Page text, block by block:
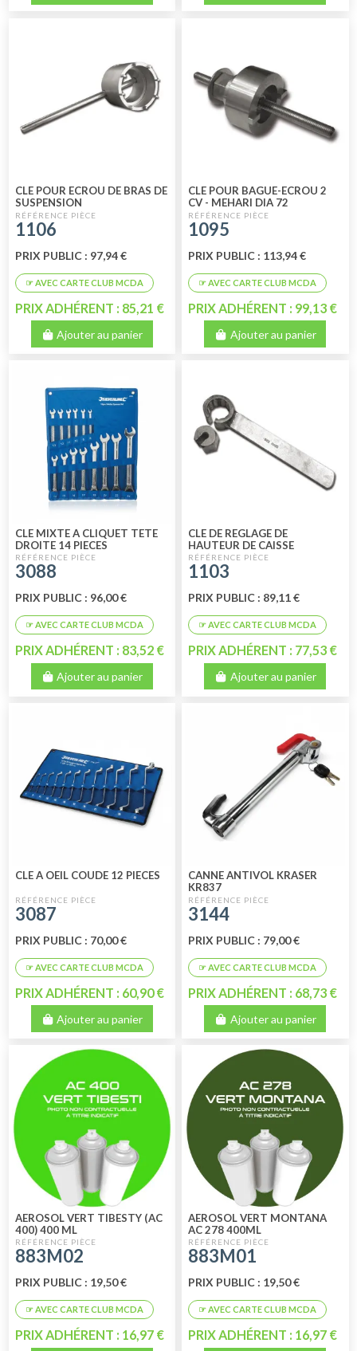
CLE POUR ECROU DE BRAS DE
SUSPENSION
1106
PRIX PUBLIC : 97,94 €
PRIX ADHÉRENT : 85,21 €
Ajouter au panier
CLE POUR BAGUE-ECROU 2
CV - MEHARI DIA 72
1095
PRIX PUBLIC : 113,94 €
PRIX ADHÉRENT : 99,13 €
Ajouter au panier
CLE MIXTE A CLIQUET TETE
DROITE 14 PIECES
3088
PRIX PUBLIC : 96,00 €
PRIX ADHÉRENT : 83,52 €
Ajouter au panier
CLE DE REGLAGE DE
HAUTEUR DE CAISSE
1103
PRIX PUBLIC : 89,11 €
PRIX ADHÉRENT : 77,53 €
Ajouter au panier
CLE A OEIL COUDE 12 PIECES
3087
PRIX PUBLIC : 70,00 €
PRIX ADHÉRENT : 60,90 €
Ajouter au panier
CANNE ANTIVOL KRASER
KR837
3144
PRIX PUBLIC : 79,00 €
PRIX ADHÉRENT : 68,73 €
Ajouter au panier
AEROSOL VERT TIBESTY (AC
400) 400 ML
883M02
PRIX PUBLIC : 19,50 €
PRIX ADHÉRENT : 16,97 €
AEROSOL VERT MONTANA
AC 278 400ML
883M01
PRIX PUBLIC : 19,50 €
PRIX ADHÉRENT : 16,97 €